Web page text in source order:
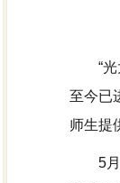
“
至今已
师生提
5